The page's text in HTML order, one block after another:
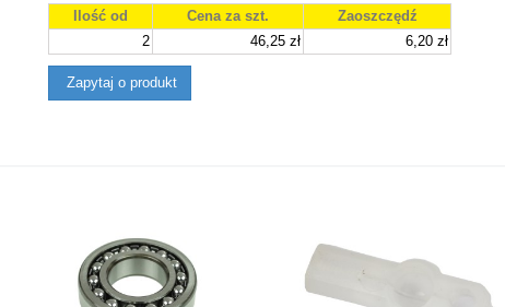
Ilość od Cena za szt.
Zaoszczędź
2
46,25 zł 6,20 zł
Zapytaj o produkt